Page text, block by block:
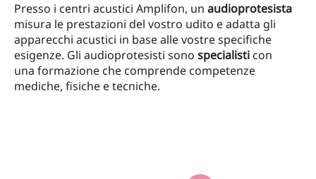
Presso i centri acustici Amplifon, un audioprotesista
misura le prestazioni del vostro udito e adatta gli
apparecchi acustici in base alle vostre specifiche
esigenze. Gli audioprotesisti sono specialisti con
una formazione che comprende competenze
mediche, fisiche e tecniche.